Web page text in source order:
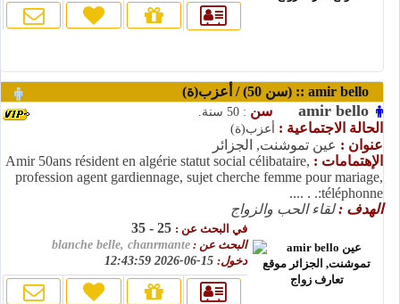
amir bello سن : 50 سنة.
الحالة الاجتماعية : أعزب(ة)
عنوان : عين تموشنت, الجزائر
الإهتمامات : Amir 50ans résident en algérie statut social célibataire,
profession agent gardiennage, sujet cherche femme pour mariage,
téléphonne:. . ....
الهدف :لقاء الحب والزواج
في البحث عن :
البحث عن : blanche belle, chanrmante
دخول: